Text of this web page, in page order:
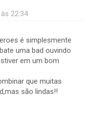
22:34
é simplesmente
uma bad ouvindo
em um bom
que muitas
são lindas!!